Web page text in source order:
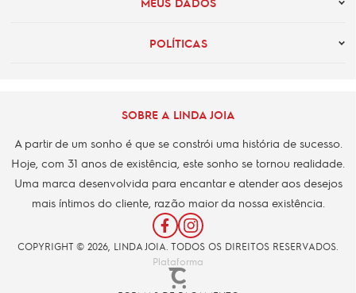
POLÍTICAS
SOBRE A LINDA JOIA
A partir de um sonho é que se constrói uma história de sucesso.
Hoje, com 31 anos de existência, este sonho se tornou realidade.
Uma marca desenvolvida para encantar e atender aos desejos
mais íntimos do cliente, razão maior da nossa existência.
COPYRIGHT © 2026, LINDA JOIA. TODOS OS DIREITOS RESERVADOS.
Plataforma